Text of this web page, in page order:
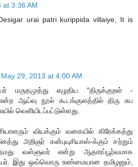
at 3:36 AM
urai patri kurippida villaiye, It is
May 29, 2013 at 4:00 AM
மருதமுத்து எழுதிய "திருக்குறள் -
ஆய்வு நூல் கூடங்குளத்தில் திரு சுப
வெளியிடப்பட்டுள்ளது.
வியக்கும் வகையில் கிரேக்கத்து
அறிஞர் கன்புயுசியாஸ்-க்கும் சற்றும்
வள்ளுவர் என்று ஆதாரப்பூர்வமாக
இது ஒவ்வொரு உண்மையான தமிழனும்,